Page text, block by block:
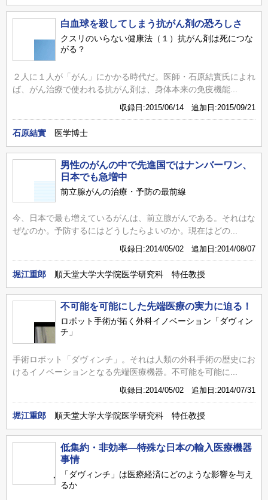
白血球を殺してしまう抗がん剤の恐ろしさ
クスリのいらない健康法（１）抗がん剤は死につな
がる？
２人に１人が「がん」にかかる時代だ。医師・石原結實氏によれ
ば、がん治療で使われる抗がん剤は、身体本来の免疫機能...
収録日:2015/06/14 追加日:2015/09/21
石原結實 医学博士
男性のがんの中で先進国ではナンバーワン、
日本でも急増中
前立腺がんの治療・予防の最前線
今、日本で最も増えているがんは、前立腺がんである。それはな
ぜなのか。予防するにはどうしたらよいのか。現在はどの...
収録日:2014/05/02 追加日:2014/08/07
堀江重郎 順天堂大学大学院医学研究科 特任教授
不可能を可能にした先端医療の実力に迫る！
ロボット手術が拓く外科イノベーション「ダヴィン
チ」
手術ロボット「ダヴィンチ」。それは人類の外科手術の歴史にお
けるイノベーションとなる先端医療機器。不可能を可能に...
収録日:2014/05/02 追加日:2014/07/31
堀江重郎 順天堂大学大学院医学研究科 特任教授
低集約・非効率―特殊な日本の輸入医療機器
事情
「ダヴィンチ」は医療経済にどのような影響を与え
るか